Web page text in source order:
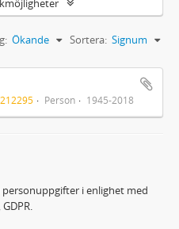
Sortera: Signum
Ökande
Person 1945-2018
i enlighet med